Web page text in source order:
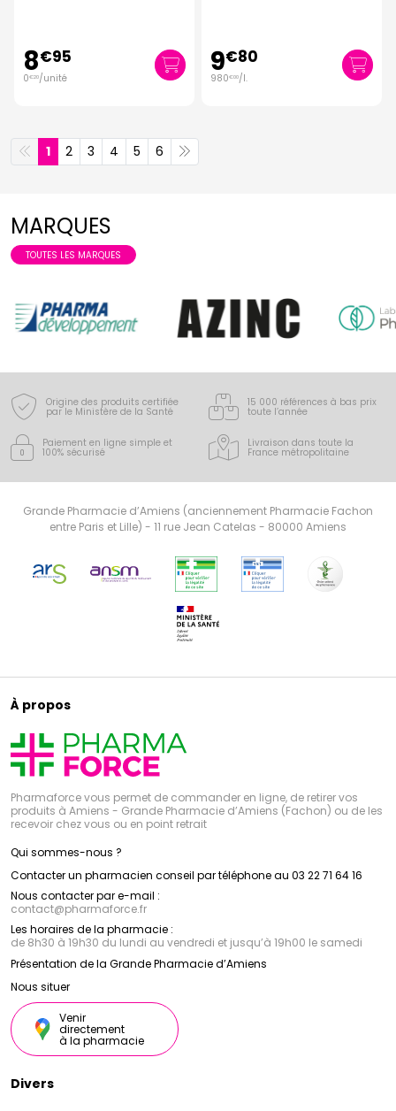
8€95
0€20/unité 9€80
980€00/l.
1 2 3 4 5 6
MARQUES
TOUTES LES MARQUES
Origine des produits certifiée
par le Ministère de la Santé
15 000 références à bas prix
toute l’année
Paiement en ligne simple et
100% sécurisé
Livraison dans toute la
France métropolitaine
Grande Pharmacie d’Amiens (anciennement Pharmacie Fachon
entre Paris et Lille) - 11 rue Jean Catelas - 80000 Amiens
À propos
Pharmaforce vous permet de commander en ligne, de retirer vos
produits à Amiens - Grande Pharmacie d’Amiens (Fachon) ou de les
recevoir chez vous ou en point retrait
Qui sommes-nous ?
Contacter un pharmacien conseil par téléphone au 03 22 71 64 16
Nous contacter par e-mail :
contact@pharmaforce.fr
Les horaires de la pharmacie :
de 8h30 à 19h30 du lundi au vendredi et jusqu’à 19h00 le samedi
Présentation de la Grande Pharmacie d’Amiens
Nous situer
Venir
directement
à la pharmacie
Divers